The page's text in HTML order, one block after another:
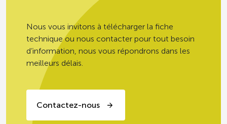
Nous vous invitons à télécharger la fiche
technique ou nous contacter pour tout besoin
d’information, nous vous répondrons dans les
meilleurs délais.
Contactez-nous